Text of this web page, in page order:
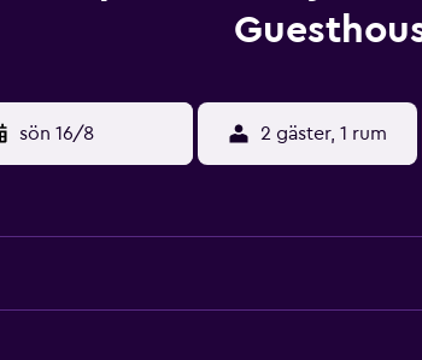
sön 16/8 2 gäster, 1 rum